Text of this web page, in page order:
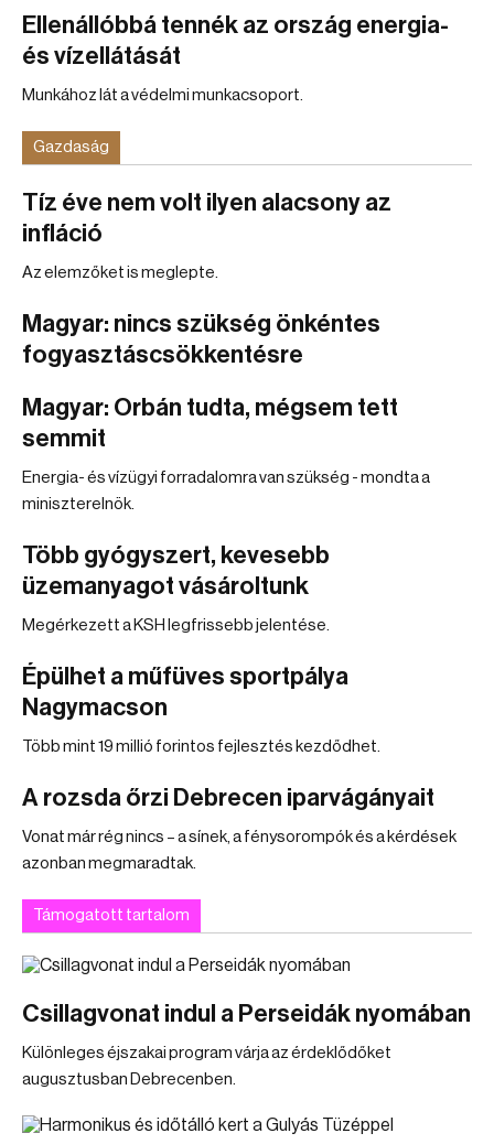
Ellenállóbbá tennék az ország energia-
és vízellátását
Munkához lát a védelmi munkacsoport.
Gazdaság
Tíz éve nem volt ilyen alacsony az
infláció
Az elemzőket is meglepte.
Magyar: nincs szükség önkéntes
fogyasztáscsökkentésre
Magyar: Orbán tudta, mégsem tett
semmit
Energia- és vízügyi forradalomra van szükség - mondta a
miniszterelnök.
Több gyógyszert, kevesebb
üzemanyagot vásároltunk
Megérkezett a KSH legfrissebb jelentése.
Épülhet a műfüves sportpálya
Nagymacson
Több mint 19 millió forintos fejlesztés kezdődhet.
A rozsda őrzi Debrecen iparvágányait
Vonat már rég nincs – a sínek, a fénysorompók és a kérdések
azonban megmaradtak.
Támogatott tartalom
Csillagvonat indul a Perseidák nyomában
Különleges éjszakai program várja az érdeklődőket
augusztusban Debrecenben.